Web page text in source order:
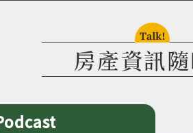
房產資訊